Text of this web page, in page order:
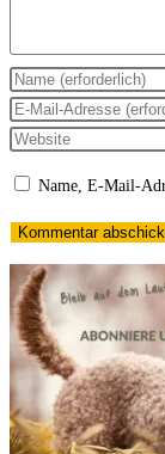
Gib
deinen
Namen
Benutzernamen
zum
ein
Gib
deine
Adresse
Kommentieren
ein
Gib
URL
(optional)
Name, E-Mail-